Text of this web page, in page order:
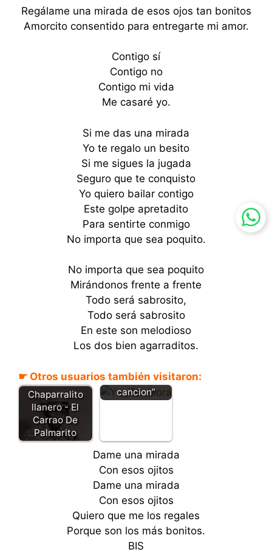
Regálame una mirada de esos ojos tan bonitos
Amorcito consentido para entregarte mi amor.
Contigo sí
Contigo no
Contigo mi vida
Me casaré yo.
Si me das una mirada
Yo te regalo un besito
Si me sigues la jugada
Seguro que te conquisto
Yo quiero bailar contigo
Este golpe apretadito
Para sentirte conmigo
No importa que sea poquito.
No importa que sea poquito
Mirándonos frente a frente
Todo será sabrosito,
Todo será sabrosito
En este son melodioso
Los dos bien agarraditos.
☛ Otros usuarios también visitaron:
Chaparralito
llanero - El
Carrao De
Palmarito
Con la manea
cortiquita –
“Letra y
cancion”
Dame una mirada
Con esos ojitos
Dame una mirada
Con esos ojitos
Quiero que me los regales
Porque son los más bonitos.
BIS